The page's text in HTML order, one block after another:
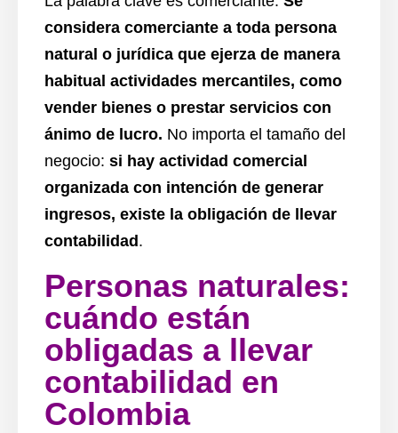
considera comerciante a toda persona
natural o jurídica que ejerza de manera
habitual actividades mercantiles, como
vender bienes o prestar servicios con
ánimo de lucro. No importa el tamaño del
negocio: si hay actividad comercial
organizada con intención de generar
ingresos, existe la obligación de llevar
contabilidad.
Personas naturales:
cuándo están
obligadas a llevar
contabilidad en
Colombia